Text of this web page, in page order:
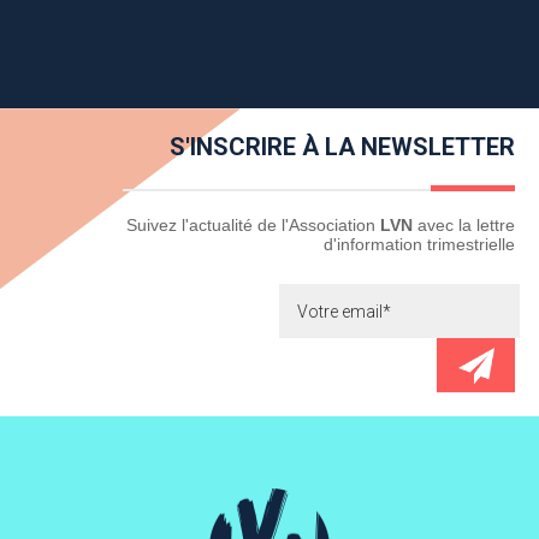
S'INSCRIRE À LA NEWSLETTER
Newsletter Suivez l'actualité de l'Association LVN avec la lettre
d'information trimestrielle